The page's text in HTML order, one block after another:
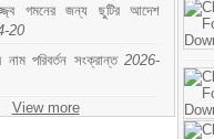
গমনের জন্য ছুটির আদেশ
20
নাম পরিবর্তন সংক্রান্ত 2026-
View more